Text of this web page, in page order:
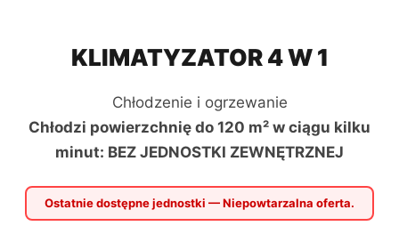
KLIMATYZATOR 4 W 1
Chłodzenie i ogrzewanie
Chłodzi powierzchnię do 120 m² w ciągu kilku
minut: BEZ JEDNOSTKI ZEWNĘTRZNEJ
Ostatnie dostępne jednostki — Niepowtarzalna oferta.